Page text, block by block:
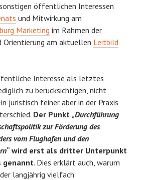
öffentlichen Interessen
und Mitwirkung am
Marketing im Rahmen der
Orientierung am aktuellen Leitbild
Interesse als letztes
zu berücksichtigen, nicht
juristisch feiner aber in der Praxis
Der Punkt „Durchführung
zur Förderung des
vom Flughafen und den
“ wird erst als dritter Unterpunkt
genannt. Dies erklärt auch, warum
langjährig vielfach